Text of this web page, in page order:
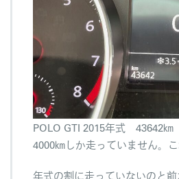
POLO GTI 2015年式 43642
4000㎞しか走っていません。
年式の割に走っていないのと